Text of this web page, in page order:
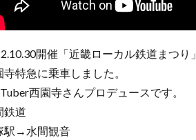
開催「近畿ローカル鉄道まつり」
寺特急に乗車しました。
西園寺さんプロデュースです。
鉄道
駅→水間観音